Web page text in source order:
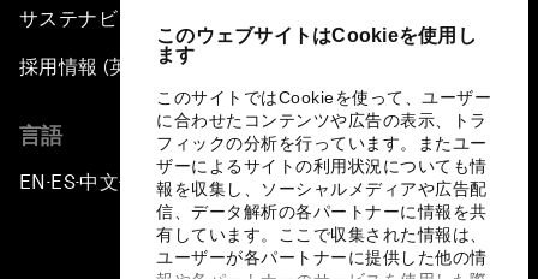
このウェブサイトはCookieを使用し
ます
このサイトではCookieを使って、ユーザー
に合わせたコンテンツや広告の表示、トラ
フィックの分析を行っています。またユー
ザーによるサイトの利用状況についても情
報を収集し、ソーシャルメディアや広告配
信、データ解析の各パートナーに情報を共
有しています。ここで収集された情報は、
ユーザーが各パートナーに提供した他の情
サステナビリティへの取り組み
採用情報 (英語のみ)
言語
EN ▪ ES▪中文▪ 日本語